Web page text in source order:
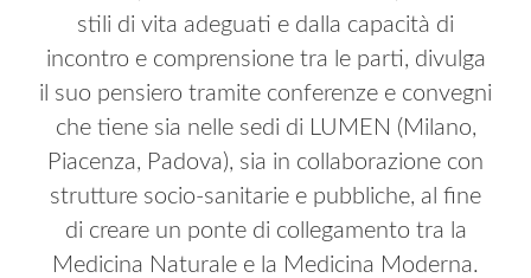
stili di vita adeguati e dalla capacità di
incontro e comprensione tra le parti, divulga
il suo pensiero tramite conferenze e convegni
che tiene sia nelle sedi di LUMEN (Milano,
Piacenza, Padova), sia in collaborazione con
strutture socio-sanitarie e pubbliche, al fine
di creare un ponte di collegamento tra la
Medicina Naturale e la Medicina Moderna.